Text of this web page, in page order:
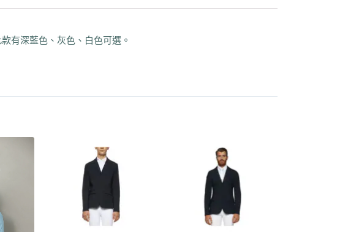
有深藍色、灰色、白色可選。